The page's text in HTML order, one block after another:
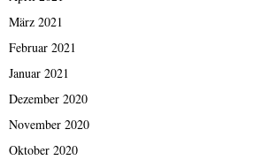
März 2021
Februar 2021
Januar 2021
Dezember 2020
November 2020
Oktober 2020